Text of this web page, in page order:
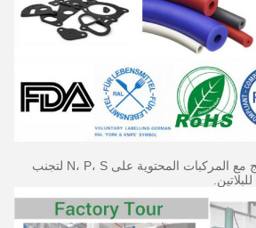
لا يمكن الاتصال بهذا المنتج مع المركبات المحتوية على N، P، S لتجنب